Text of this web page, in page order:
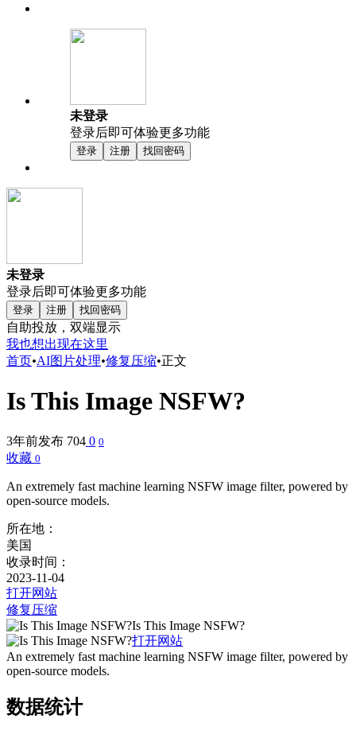
未登录
登录后即可体验更多功能
登录 注册 找回密码
未登录
登录后即可体验更多功能
登录 注册 找回密码
自助投放，双端显示
我也想出现在这里
首页•AI图片处理•修复压缩•正文
Is This Image NSFW?
3年前发布 704 0 0
收藏 0
An extremely fast machine learning NSFW image filter, powered by
open-source models.
所在地：
美国
收录时间：
2023-11-04
打开网站
修复压缩
Is This Image NSFW?
打开网站
An extremely fast machine learning NSFW image filter, powered by
open-source models.
数据统计